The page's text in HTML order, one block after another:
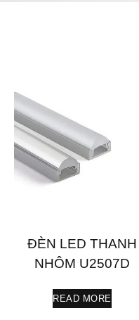
ĐÈN LED THANH
NHÔM U2507D
READ MORE